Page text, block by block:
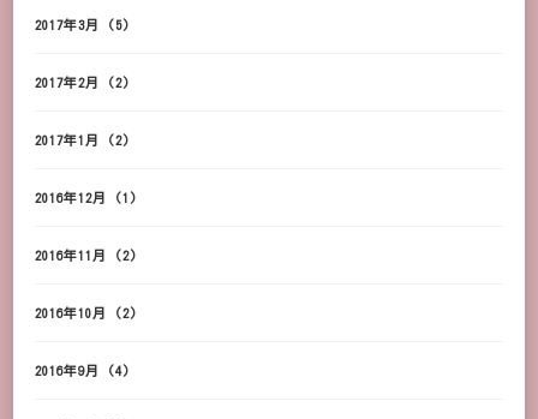
2017年3月 (5)
2017年2月 (2)
2017年1月 (2)
2016年12月 (1)
2016年11月 (2)
2016年10月 (2)
2016年9月 (4)